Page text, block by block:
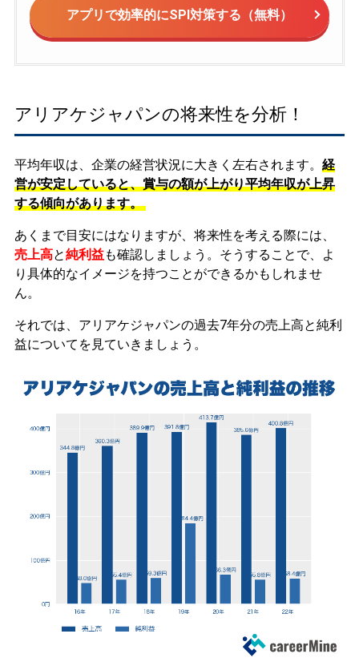
アプリで効率的にSPI対策する（無料）
アリアケジャパンの将来性を分析！
平均年収は、企業の経営状況に大きく左右されます。 経
営が安定していると、賞与の額が上がり平均年収が上昇
する傾向があります。
あくまで目安にはなりますが、将来性を考える際には、
売上高と純利益も確認しましょう。そうすることで、よ
り具体的なイメージを持つことができるかもしれませ
ん。
それでは、アリアケジャパンの過去7年分の売上高と純利
益についてを見ていきましょう。